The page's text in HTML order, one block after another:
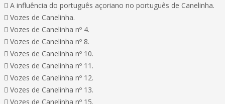
 A influência do português açoriano no português de Canelinha.
 Vozes de Canelinha.
 Vozes de Canelinha nº 4.
 Vozes de Canelinha nº 8.
 Vozes de Canelinha nº 10.
 Vozes de Canelinha nº 11.
 Vozes de Canelinha nº 12.
 Vozes de Canelinha nº 13.
 Vozes de Canelinha nº 15.